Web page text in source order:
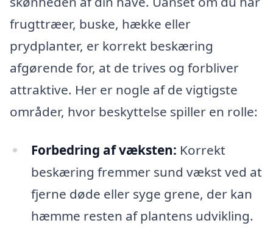
frugttræer, buske, hække eller
prydplanter, er korrekt beskæring
afgørende for, at de trives og forbliver
attraktive. Her er nogle af de vigtigste
områder, hvor beskyttelse spiller en rolle:
Forbedring af væksten: Korrekt
beskæring fremmer sund vækst ved at
fjerne døde eller syge grene, der kan
hæmme resten af plantens udvikling.